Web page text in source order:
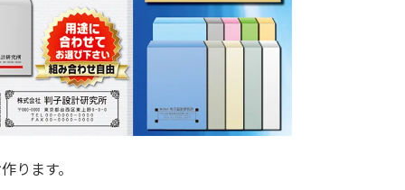
ります。